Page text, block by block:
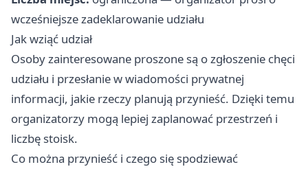
wcześniejsze zadeklarowanie udziału
Jak wziąć udział
Osoby zainteresowane proszone są o zgłoszenie chęci
udziału i przesłanie w wiadomości prywatnej
informacji, jakie rzeczy planują przynieść. Dzięki temu
organizatorzy mogą lepiej zaplanować przestrzeń i
liczbę stoisk.
Co można przynieść i czego się spodziewać